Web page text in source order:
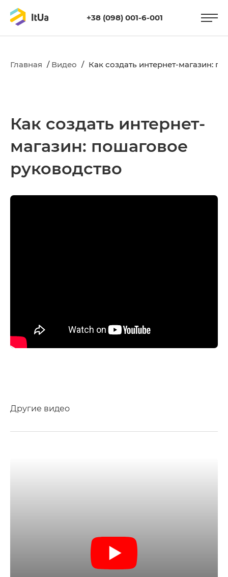
разработка
+38 (098) 001-6-001
Главная / Видео / Как создать интернет-магазин:
Как создать интернет-
магазин: пошаговое
руководство
Другие видео